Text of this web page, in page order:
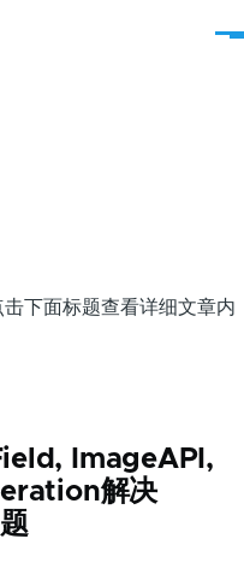
菜
下面标题查看详细文章内
ImageAPI,
解决